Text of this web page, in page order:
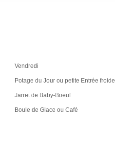
Vendredi
Potage du Jour ou petite Entrée froide
Jarret de Baby-Boeuf
Boule de Glace ou Café